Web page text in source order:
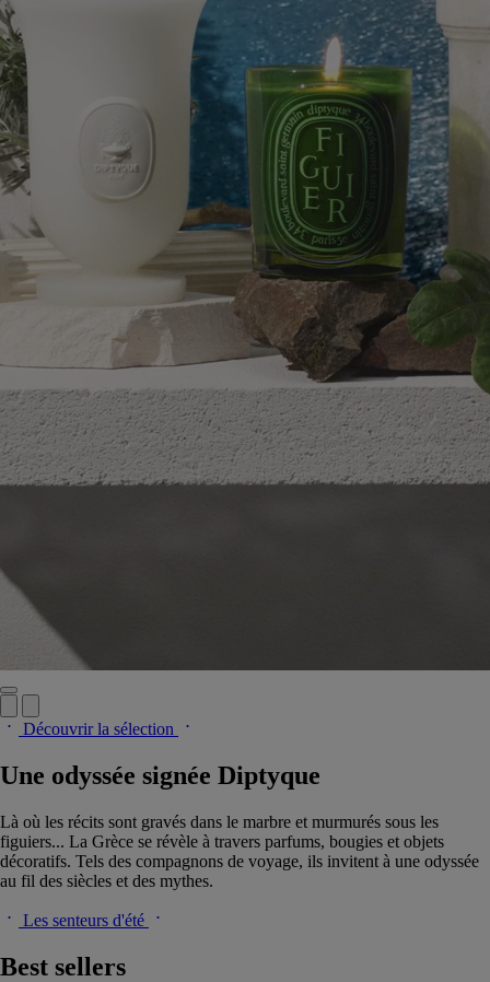
Découvrir la sélection
Une odyssée signée Diptyque
Là où les récits sont gravés dans le marbre et murmurés sous les
figuiers... La Grèce se révèle à travers parfums, bougies et objets
décoratifs. Tels des compagnons de voyage, ils invitent à une odyssée
au fil des siècles et des mythes.
Les senteurs d'été
Best sellers